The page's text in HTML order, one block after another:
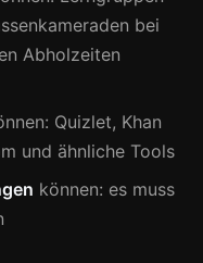
bei
Abholzeiten
Quizlet, Khan
und ähnliche Tools
können: es muss